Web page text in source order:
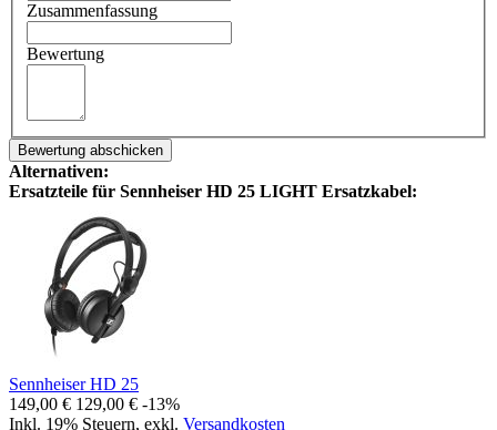
Zusammenfassung
Bewertung
Bewertung abschicken
Alternativen:
Ersatzteile für Sennheiser HD 25 LIGHT Ersatzkabel:
Sennheiser HD 25
149,00 € 129,00 € -13%
Inkl. 19% Steuern, exkl. Versandkosten